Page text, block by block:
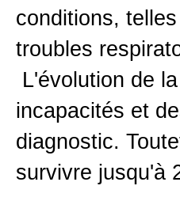
conditions,
troubles
L'évolution de
incapacités et
diagnostic.
survivre jusqu'à